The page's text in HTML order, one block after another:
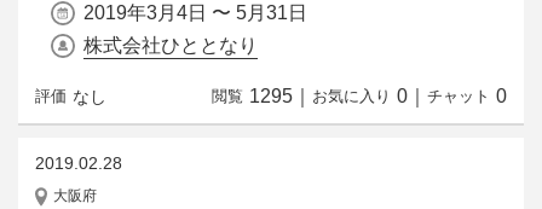
2019年3月4日 〜 5月31日
株式会社ひととなり
評価 なし 閲覧 1295 お気に入り 0 チャット 0
2019.02.28
大阪府